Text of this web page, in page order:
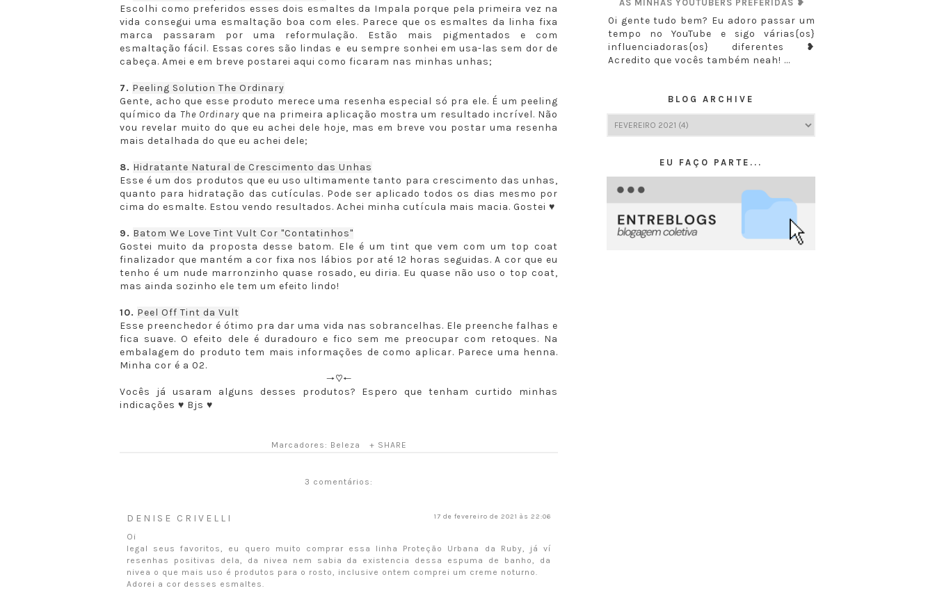
Escolhi como preferidos esses dois esmaltes da Impala porque pela primeira vez na
vida consegui uma esmaltação boa com eles. Parece que os esmaltes da linha fixa
marca passaram por uma reformulação. Estão mais pigmentados e com
esmaltação fácil. Essas cores são lindas e eu sempre sonhei em usa-las sem dor de
cabeça. Amei e em breve postarei aqui como ficaram nas minhas unhas;
7. Peeling Solution The Ordinary
Gente, acho que esse produto merece uma resenha especial só pra ele. É um peeling
químico da The Ordinaryque na primeira aplicação mostra um resultado incrível. Não
vou revelar muito do que eu achei dele hoje, mas em breve vou postar uma resenha
mais detalhada do que eu achei dele;
8. Hidratante Natural de Crescimento das Unhas
Esse é um dos produtos que eu uso ultimamente tanto para crescimento das unhas,
quanto para hidratação das cutículas. Pode ser aplicado todos os dias mesmo por
cima do esmalte. Estou vendo resultados. Achei minha cutícula mais macia. Gostei ♥
9. Batom We Love Tint Vult Cor "Contatinhos"
Gostei muito da proposta desse batom. Ele é um tint que vem com um top coat
finalizador que mantém a cor fixa nos lábios por até 12 horas seguidas. A cor que eu
tenho é um nude marronzinho quase rosado, eu diria. Eu quase não uso o top coat,
mas ainda sozinho ele tem um efeito lindo!
10. Peel Off Tint da Vult
Esse preenchedor é ótimo pra dar uma vida nas sobrancelhas. Ele preenche falhas e
fica suave. O efeito dele é duradouro e fico sem me preocupar com retoques. Na
embalagem do produto tem mais informações de como aplicar. Parece uma henna.
Minha cor é a 02.
🠒♡🠐
Vocês já usaram alguns desses produtos? Espero que tenham curtido minhas
indicações ♥ Bjs ♥
Marcadores: Beleza + SHARE
3 comentários:
DENISE CRIVELLI 17 de fevereiro de 2021 às 22:06
Oi
legal seus favoritos, eu quero muito comprar essa linha Proteção Urbana da Ruby, já ví
resenhas positivas dela, da nivea nem sabia da existencia dessa espuma de banho, da
nivea o que mais uso é produtos para o rosto, inclusive ontem comprei um creme noturno.
Adorei a cor desses esmaltes.
AS MINHAS YOUTUBERS PREFERIDAS ❥
Oi gente tudo bem? Eu adoro passar um
tempo no YouTube e sigo várias{os}
influenciadoras{os} diferentes ❥
Acredito que vocês também neah! ...
BLOG ARCHIVE
EU FAÇO PARTE...